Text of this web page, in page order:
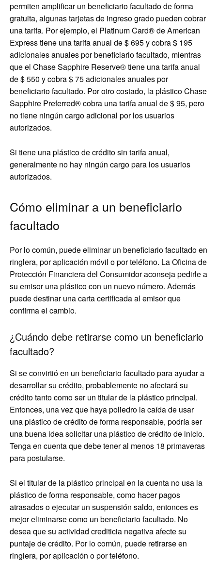
permiten amplificar un beneficiario facultado de forma
gratuita, algunas tarjetas de ingreso grado pueden cobrar
una tarifa. Por ejemplo, el Platinum Card® de American
Express tiene una tarifa anual de $ 695 y cobra $ 195
adicionales anuales por beneficiario facultado, mientras
que el Chase Sapphire Reserve® tiene una tarifa anual
de $ 550 y cobra $ 75 adicionales anuales por
beneficiario facultado. Por otro costado, la plástico Chase
Sapphire Preferred® cobra una tarifa anual de $ 95, pero
no tiene ningún cargo adicional por los usuarios
autorizados.
Si tiene una plástico de crédito sin tarifa anual,
generalmente no hay ningún cargo para los usuarios
autorizados.
Cómo eliminar a un beneficiario
facultado
Por lo común, puede eliminar un beneficiario facultado en
ringlera, por aplicación móvil o por teléfono. La Oficina de
Protección Financiera del Consumidor aconseja pedirle a
su emisor una plástico con un nuevo número. Además
puede destinar una carta certificada al emisor que
confirma el cambio.
¿Cuándo debe retirarse como un beneficiario
facultado?
Si se convirtió en un beneficiario facultado para ayudar a
desarrollar su crédito, probablemente no afectará su
crédito tanto como ser un titular de la plástico principal.
Entonces, una vez que haya poliedro la caída de usar
una plástico de crédito de forma responsable, podría ser
una buena idea solicitar una plástico de crédito de inicio.
Tenga en cuenta que debe tener al menos 18 primaveras
para postularse.
Si el titular de la plástico principal en la cuenta no usa la
plástico de forma responsable, como hacer pagos
atrasados ​​o ejecutar un suspensión saldo, entonces es
mejor eliminarse como un beneficiario facultado. No
desea que su actividad crediticia negativa afecte su
puntaje de crédito. Por lo común, puede retirarse en
ringlera, por aplicación o por teléfono.